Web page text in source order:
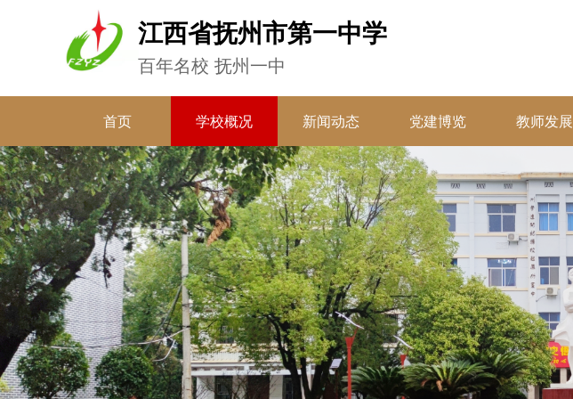
首页 学校概况 新闻动态 党建博览 教师发展
江西省抚州市第一中学
百年名校 抚州一中